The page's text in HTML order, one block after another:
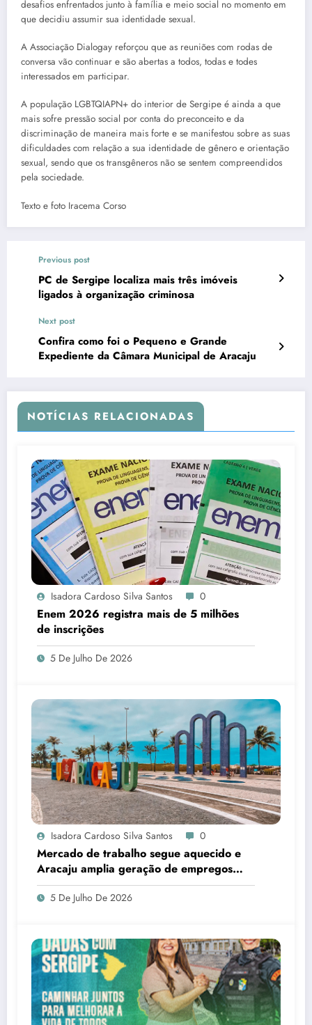
desafios enfrentados junto à família e meio social no momento em
que decidiu assumir sua identidade sexual.
A Associação Dialogay reforçou que as reuniões com rodas de
conversa vão continuar e são abertas a todos, todas e todes
interessados em participar.
A população LGBTQIAPN+ do interior de Sergipe é ainda a que
mais sofre pressão social por conta do preconceito e da
discriminação de maneira mais forte e se manifestou sobre as suas
dificuldades com relação a sua identidade de gênero e orientação
sexual, sendo que os transgêneros não se sentem compreendidos
pela sociedade.
Texto e foto Iracema Corso
Previous post
PC de Sergipe localiza mais três imóveis
ligados à organização criminosa
Next post
Confira como foi o Pequeno e Grande
Expediente da Câmara Municipal de Aracaju
NOTÍCIAS RELACIONADAS
Isadora Cardoso Silva Santos 0
Enem 2026 registra mais de 5 milhões
de inscrições
5 De Julho De 2026
Isadora Cardoso Silva Santos 0
Mercado de trabalho segue aquecido e
Aracaju amplia geração de empregos
formais
5 De Julho De 2026